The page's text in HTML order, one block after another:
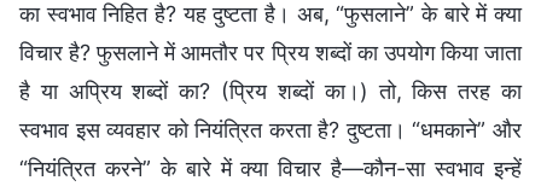
का स्वभाव निहित है? यह दुष्टता है। अब, “फुसलाने” के बारे में क्या
विचार है? फुसलाने में आमतौर पर प्रिय शब्दों का उपयोग किया जाता
है या अप्रिय शब्दों का? (प्रिय शब्दों का।) तो, किस तरह का
स्वभाव इस व्यवहार को नियंत्रित करता है? दुष्टता। “धमकाने” और
“नियंत्रित करने” के बारे में क्या विचार है—कौन-सा स्वभाव इन्हें